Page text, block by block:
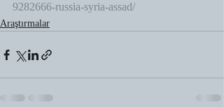
9282666-russia-syria-assad/
Araştırmalar